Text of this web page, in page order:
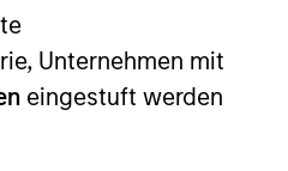
Unternehmen mit
eingestuft werden